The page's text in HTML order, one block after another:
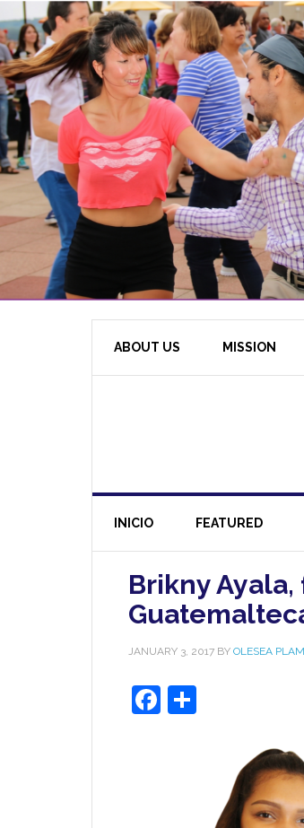
ABOUT US MISSION
INICIO FEATURED
Brikny
JANUARY 3, 2017 BY OLESEA
Facebook